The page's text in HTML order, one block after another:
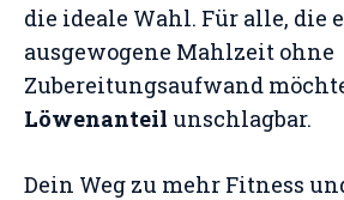
die ideale Wahl. Für alle, die
ausgewogene Mahlzeit ohne
Zubereitungsaufwand
Löwenanteil unschlagbar.
Dein Weg zu mehr Fitness